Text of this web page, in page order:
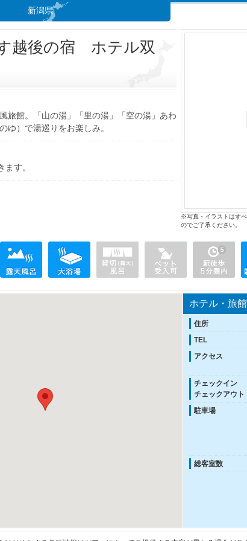
新潟県
越後の宿 ホテル双
旅館。「山の湯」「里の湯」「空の湯」あわ
ゆ）で湯巡りをお楽しみ。
す。
※写真・イラストはす
のでご了承ください。
ホテル・旅
住所
TEL
アクセス
チェックイン
チェックアウト
駐車場
総客室数